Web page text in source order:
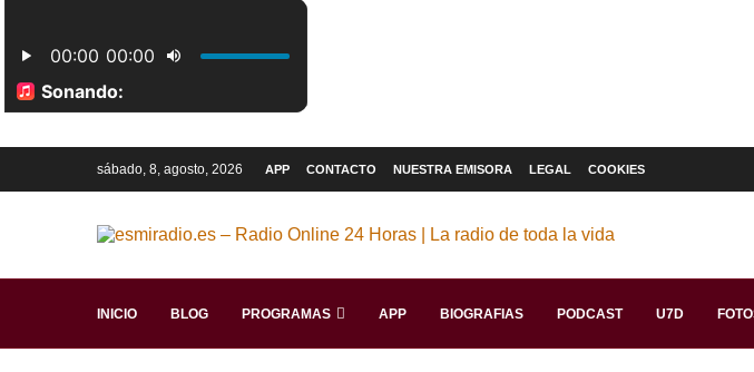
sábado, 8, agosto, 2026 APP CONTACTO NUESTRA EMISORA LEGAL COOKIES
INICIO BLOG PROGRAMAS APP BIOGRAFIAS PODCAST U7D